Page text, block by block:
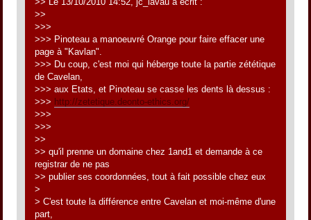
>>
>>>
>>> Pinoteau a manoeuvré Orange pour faire effacer une
page à "Kavlan".
>>> Du coup, c'est moi qui héberge toute la partie zététique
de Cavelan,
>>> aux Etats, et Pinoteau se casse les dents là dessus :
>>> http://zetetique.deonto-ethics.org/
>>>
>>>
>>
>> qu'il prenne un domaine chez 1and1 et demande à ce
registrar de ne pas
>> publier ses coordonnées, tout à fait possible chez eux
>
> C'est toute la différence entre Cavelan et moi-même d'une
part,